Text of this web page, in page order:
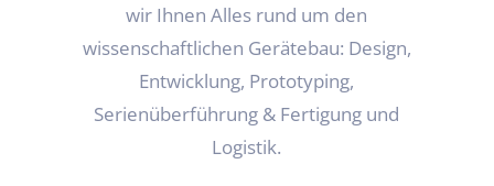
wir Ihnen Alles rund um den
wissenschaftlichen Gerätebau: Design,
Entwicklung, Prototyping,
Serienüberführung & Fertigung und
Logistik.